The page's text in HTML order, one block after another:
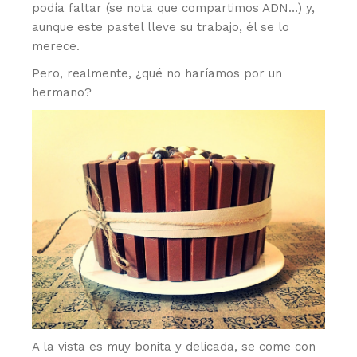
podía faltar (se nota que compartimos ADN…) y,
aunque este pastel lleve su trabajo, él se lo
merece.
Pero, realmente, ¿qué no haríamos por un
hermano?
A la vista es muy bonita y delicada, se come con